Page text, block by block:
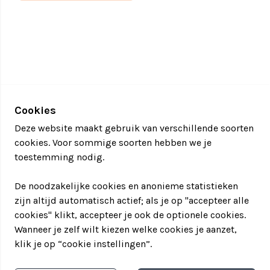
Tweede Wereldoorlog met zich meebracht. Zo
iedereen toegankelijk, leerzaam,
met elkaar.
Duur tocht:
Circa 3 uur
Starttijden:
Ochtend (hele jaar)
Middag (hele jaar)
Cookies
Deze website maakt gebruik van verschillende soorten
cookies. Voor sommige soorten hebben we je
toestemming nodig.
De noodzakelijke cookies en anonieme statistieken
zijn altijd automatisch actief; als je op "accepteer alle
cookies" klikt, accepteer je ook de optionele cookies.
Wanneer je zelf wilt kiezen welke cookies je aanzet,
klik je op “cookie instellingen”.